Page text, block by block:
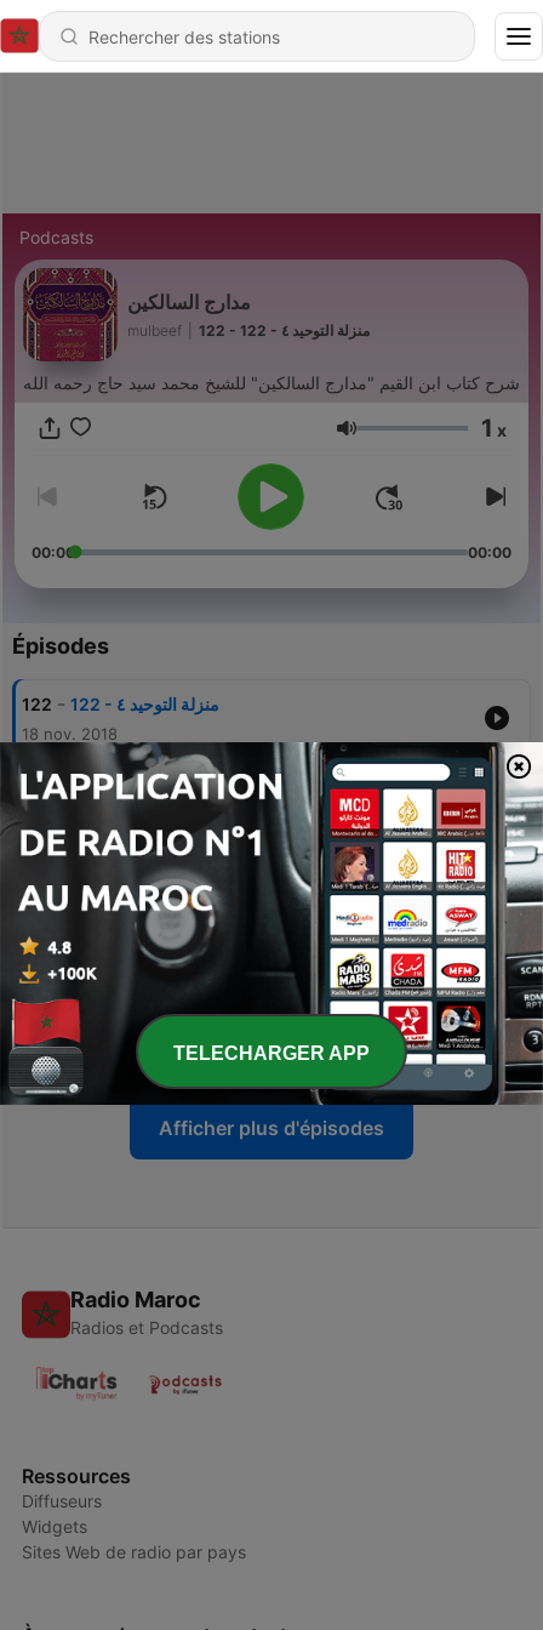
Podcasts
مدارج السالكين
mulbeef 122 - 122 - منزلة التوحيد ٤
شرح كتاب ابن القيم "مدارج السالكين" للشيخ محمد سيد حاج رحمه الله
Volume 1 x
00:00 00:00
Épisodes
122 - 122 - منزلة التوحيد ٤
18 nov. 2018
121 - 121 - منزلة التوحيد ٣
18 nov. 2018
120 - 120 - منزلة التوحيد ٢
18 nov. 2018
119 - 119 - منزلة التوحيد ١
18 nov. 2018
118 118 - منزلة الجمع
18 nov. 2018
Afficher plus d'épisodes
Radio Maroc
Radios et Podcasts
Ressources
Diffuseurs
Widgets
Sites Web de radio par pays
TELECHARGER APP